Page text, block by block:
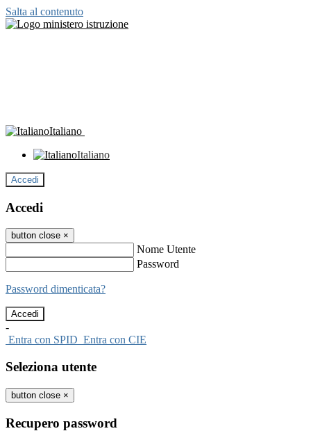
Salta al contenuto
Italiano
Italiano
Accedi
Accedi
button close ×
Nome Utente
Password
Password dimenticata?
-
Entra con SPID Entra con CIE
Seleziona utente
button close ×
Recupero password